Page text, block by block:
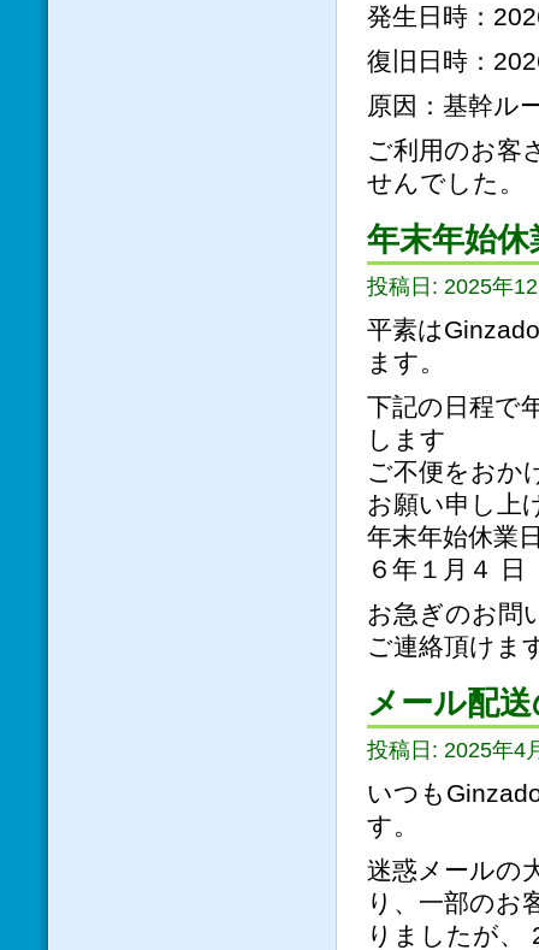
発生日時：
復旧日時：
原因：基幹ル
ご利用のお客
せんでした。
年末年始
投稿日: 2025年
平素は
ます。
下記の日程で
します
ご不便をおか
お願い申し上
年末年始休業
６年１月４ 日
お急ぎのお問
ご連絡頂けま
メール配
投稿日: 2025年4
いつも
す。
迷惑メールの
り、一部のお
りましたが、